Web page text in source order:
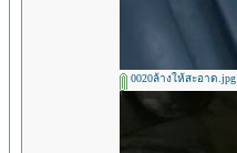
0020ล้างให้สะอาด.jpg